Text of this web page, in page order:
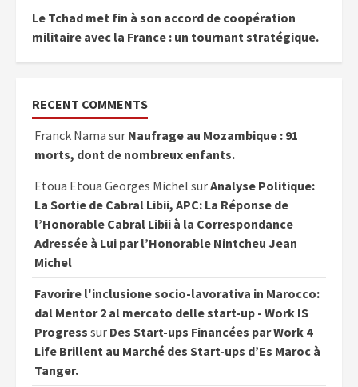
Le Tchad met fin à son accord de coopération
militaire avec la France : un tournant stratégique.
RECENT COMMENTS
Franck Nama sur Naufrage au Mozambique : 91
morts, dont de nombreux enfants.
Etoua Etoua Georges Michel surAnalyse Politique:
La Sortie de Cabral Libii, APC: La Réponse de
l’Honorable Cabral Libii à la Correspondance
Adressée à Lui par l’Honorable Nintcheu Jean
Michel
Favorire l'inclusione socio-lavorativa in Marocco:
dal Mentor 2 al mercato delle start-up - Work IS
Progress sur Des Start-ups Financées par Work 4
Life Brillent au Marché des Start-ups d’Es Maroc à
Tanger.